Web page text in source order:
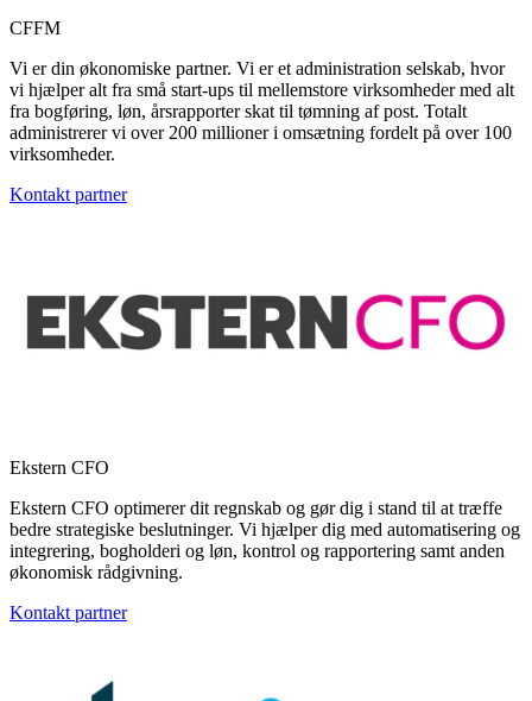
CFFM
Vi er din økonomiske partner. Vi er et administration selskab, hvor
vi hjælper alt fra små start-ups til mellemstore virksomheder med alt
fra bogføring, løn, årsrapporter skat til tømning af post. Totalt
administrerer vi over 200 millioner i omsætning fordelt på over 100
virksomheder.
Kontakt partner
Ekstern CFO
Ekstern CFO optimerer dit regnskab og gør dig i stand til at træffe
bedre strategiske beslutninger. Vi hjælper dig med automatisering og
integrering, bogholderi og løn, kontrol og rapportering samt anden
økonomisk rådgivning.
Kontakt partner